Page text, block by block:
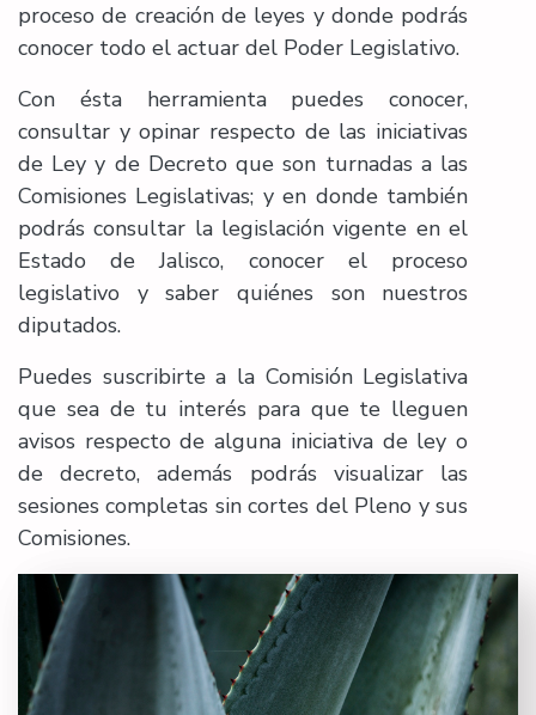
proceso de creación de leyes y donde podrás
conocer todo el actuar del Poder Legislativo.
Con ésta herramienta puedes conocer,
consultar y opinar respecto de las iniciativas
de Ley y de Decreto que son turnadas a las
Comisiones Legislativas; y en donde también
podrás consultar la legislación vigente en el
Estado de Jalisco, conocer el proceso
legislativo y saber quiénes son nuestros
diputados.
Puedes suscribirte a la Comisión Legislativa
que sea de tu interés para que te lleguen
avisos respecto de alguna iniciativa de ley o
de decreto, además podrás visualizar las
sesiones completas sin cortes del Pleno y sus
Comisiones.